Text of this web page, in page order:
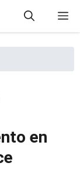
en